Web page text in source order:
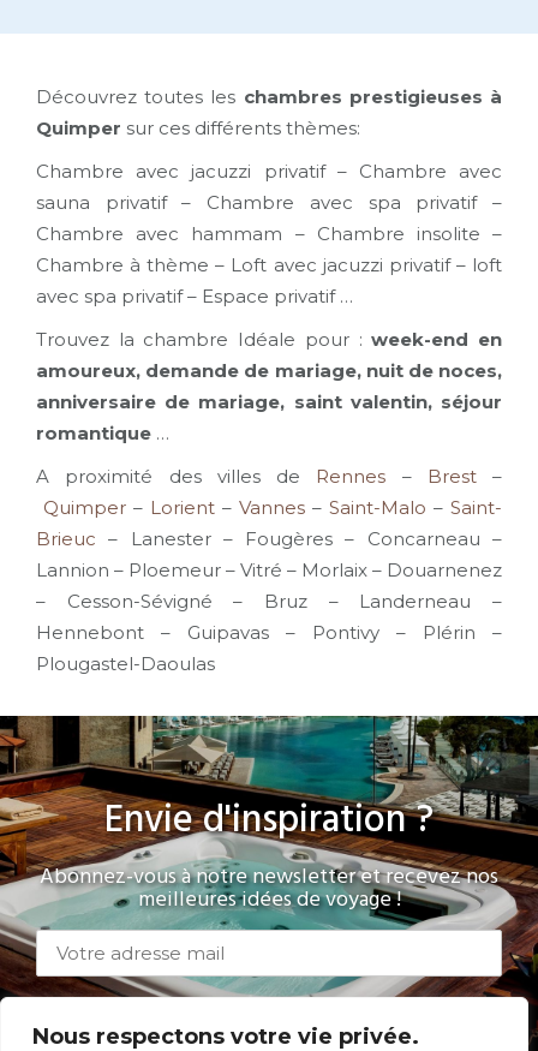
Nous respectons votre vie privée.
Découvrez toutes les chambres prestigieuses à
Quimper sur ces différents thèmes:
Chambre avec jacuzzi privatif – Chambre avec
sauna privatif – Chambre avec spa privatif –
Chambre avec hammam – Chambre insolite –
Chambre à thème – Loft avec jacuzzi privatif – loft
avec spa privatif – Espace privatif …
Trouvez la chambre Idéale pour :week-end en
amoureux, demande de mariage, nuit de noces,
anniversaire de mariage, saint valentin, séjour
romantique …
A proximité des villes de Rennes – Brest–
Quimper – Lorient – Vannes – Saint-Malo – Saint-
Brieuc – Lanester – Fougères – Concarneau –
Lannion – Ploemeur – Vitré – Morlaix – Douarnenez
– Cesson-Sévigné – Bruz – Landerneau –
Hennebont – Guipavas – Pontivy – Plérin –
Plougastel-Daoulas
Envie d'inspiration ?
Abonnez-vous à notre newsletter et recevez nos
meilleures idées de voyage !